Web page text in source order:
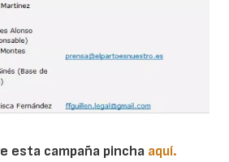
esta campaña pincha aquí.